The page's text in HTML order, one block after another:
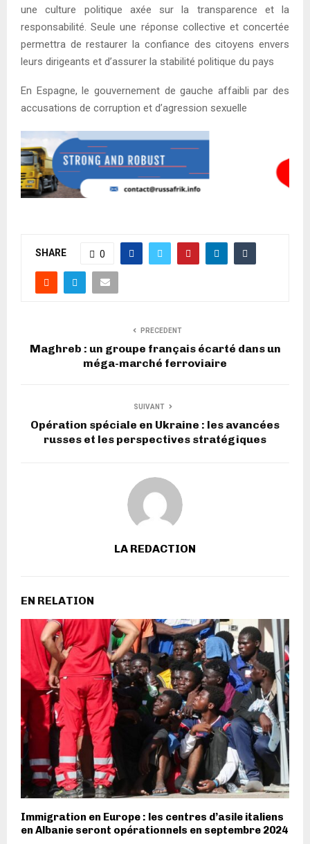
une culture politique axée sur la transparence et la
responsabilité. Seule une réponse collective et concertée
permettra de restaurer la confiance des citoyens envers
leurs dirigeants et d’assurer la stabilité politique du pays
En Espagne, le gouvernement de gauche affaibli par des
accusations de corruption et d’agression sexuelle
SHARE 0
PRECEDENT
Maghreb : un groupe français écarté dans un
méga-marché ferroviaire
SUIVANT
Opération spéciale en Ukraine : les avancées
russes et les perspectives stratégiques
LA REDACTION
EN RELATION
Immigration en Europe : les centres d’asile italiens
en Albanie seront opérationnels en septembre 2024